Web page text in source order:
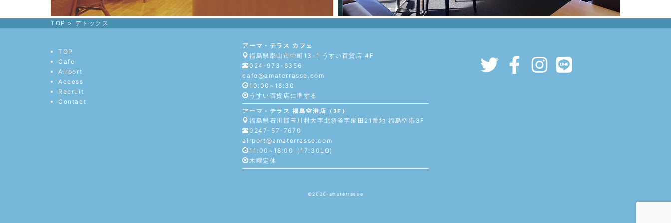
TOP > デトックス
TOP
Cafe
Airport
Access
Recruit
Contact
アーマ・テラス カフェ
福島県郡山市中町13-1 うすい百貨店 4F
024-973-6356
cafe@amaterrasse.com
10:00~18:30
うすい百貨店に準ずる
アーマ・テラス 福島空港店（3F）
福島県石川郡玉川村大字北須釜字鎺田21番地 福島空港3F
0247-57-7670
airport@amaterrasse.com
11:00~18:00（17:30LO)
木曜定休
©︎2026 amaterrasse